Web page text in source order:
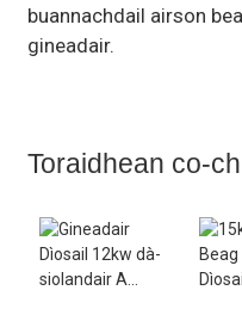
buannachdail airson
gineadair.
Toraidhean co-